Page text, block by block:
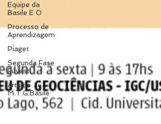
Equipe da
Basile E O
Processo de
Aprendizagem
Piaget
Segunda Fase
Fuvest
artigos
M.T.G.Basile